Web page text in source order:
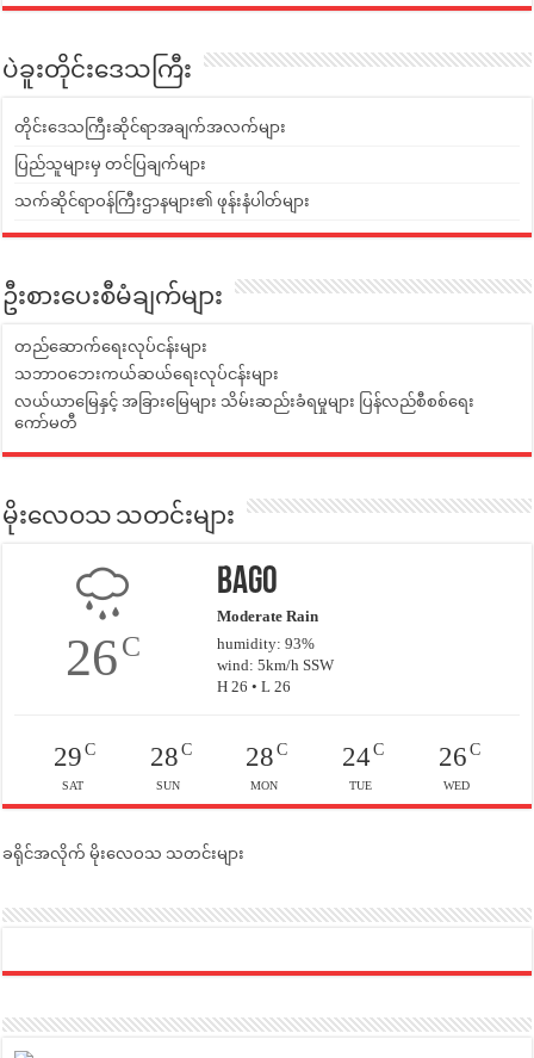
ပဲခူးတိုင်းဒေသကြီး
တိုင်းဒေသကြီးဆိုင်ရာအချက်အလက်များ
ပြည်သူများမှ တင်ပြချက်များ
သက်ဆိုင်ရာဝန်ကြီးဌာနများ၏ ဖုန်းနံပါတ်များ
ဦးစားပေးစီမံချက်များ
တည်ဆောက်ရေးလုပ်ငန်းများ
သဘာဝဘေးကယ်ဆယ်ရေးလုပ်ငန်းများ
လယ်ယာမြေနှင့် အခြားမြေများ သိမ်းဆည်းခံရမှုများ ပြန်လည်စီစစ်ရေး
ကော်မတီ
မိုးလေဝသ သတင်းများ
26C
Bago
Moderate Rain
humidity: 93%
wind: 5km/h SSW
H 26 • L 26
29C
SAT
28C
SUN
28 C
MON
24C
TUE
26C
WED
ခရိုင်အလိုက် မိုးလေဝသ သတင်းများ